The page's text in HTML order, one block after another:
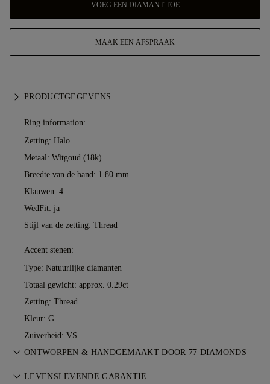
VOEG EEN DIAMANT TOE
MAAK EEN AFSPRAAK
PRODUCTGEGEVENS
Ring information:
Zetting: Halo
Metaal: Witgoud (18k)
Breedte van de band: 1.80 mm
Klauwen: 4
WedFit: ja
Stijl van de zetting: Thread
Accent stenen:
Type: Natuurlijke diamanten
Totaal gewicht: approx. 0.29ct
Zetting: Thread
Kleur: G
Zuiverheid: VS
ONTWORPEN & HANDGEMAAKT DOOR 77 DIAMONDS
De kunst van juweliersvakmanschap, tot leven gebracht door
LEVENSLEVENDE GARANTIE